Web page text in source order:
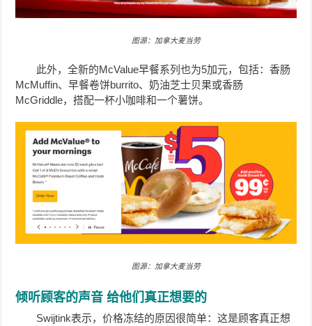
图源：加拿大麦当劳
此外，全新的McValue早餐系列也为5加元，包括：香肠
McMuffin、早餐卷饼burrito、奶油芝士贝果或香肠
McGriddle，搭配一杯小咖啡和一个薯饼。
图源：加拿大麦当劳
倾听顾客的声音 给他们真正想要的
Swijtink表示，价格冻结的原因很简单：这是顾客真正想